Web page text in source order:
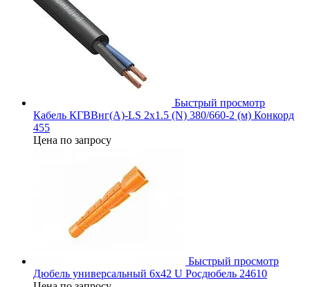
Быстрый просмотр
Кабель КГВВнг(А)-LS 2х1.5 (N) 380/660-2 (м) Конкорд
455
Цена по запросу
Быстрый просмотр
Дюбель универсальный 6х42 U Росдюбель 24610